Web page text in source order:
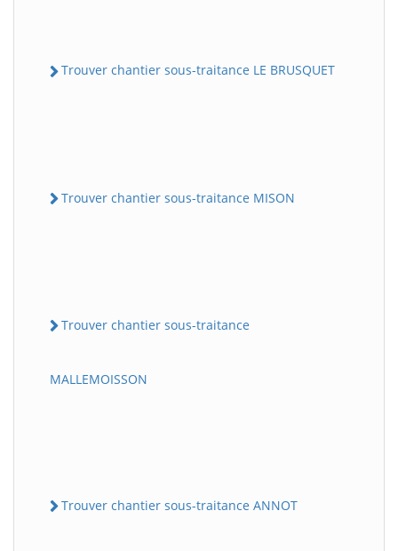
Trouver chantier sous-traitance LE BRUSQUET
Trouver chantier sous-traitance MISON
Trouver chantier sous-traitance
MALLEMOISSON
Trouver chantier sous-traitance ANNOT